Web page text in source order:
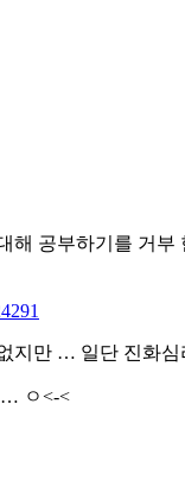
공부하기를 거
만 … 일단 진화
… ㅇ<-<